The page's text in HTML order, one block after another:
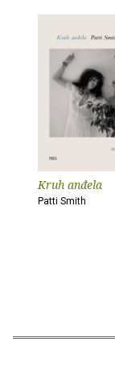
Kruh anđela
Patti Smith